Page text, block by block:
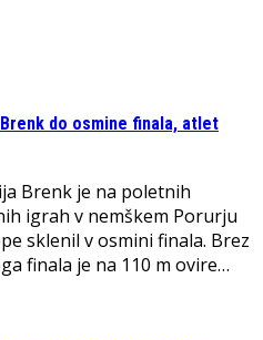
do osmine finala, atlet
Brenk je na poletnih
igrah v nemškem Porurju
sklenil v osmini finala. Brez
finala je na 110 m ovire…